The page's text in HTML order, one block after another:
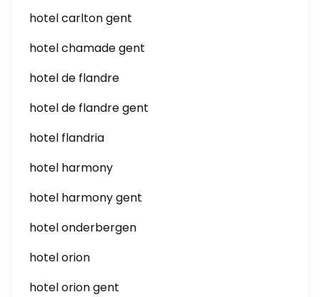
hotel carlton gent
hotel chamade gent
hotel de flandre
hotel de flandre gent
hotel flandria
hotel harmony
hotel harmony gent
hotel onderbergen
hotel orion
hotel orion gent